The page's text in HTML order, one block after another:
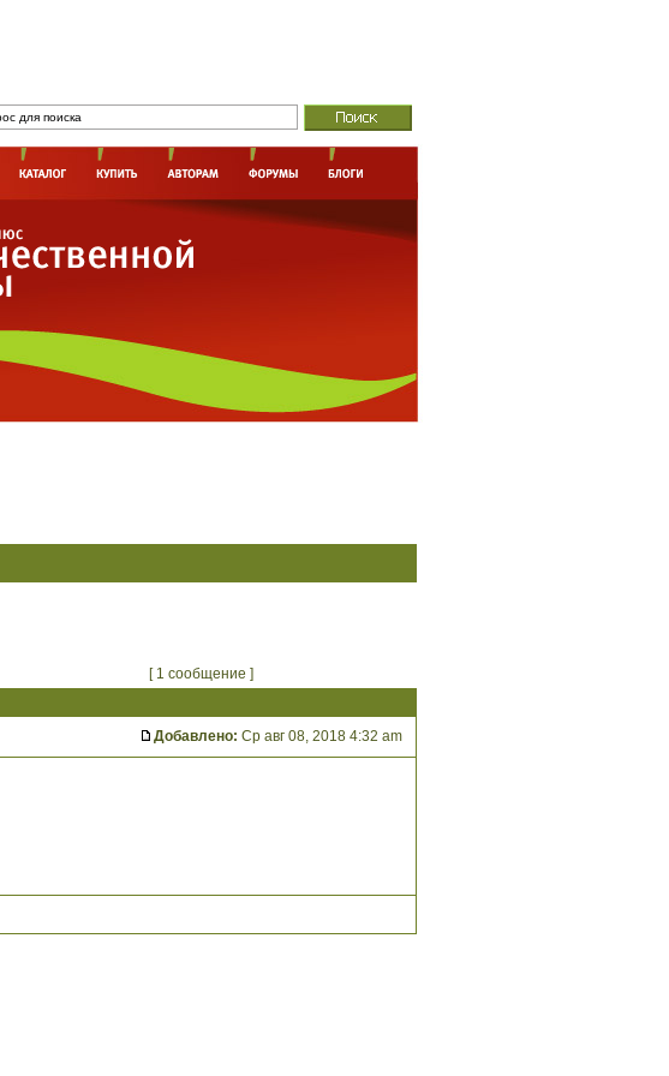
[ 1 сообщение ]
Добавлено: Ср авг 08, 2018 4:32 am